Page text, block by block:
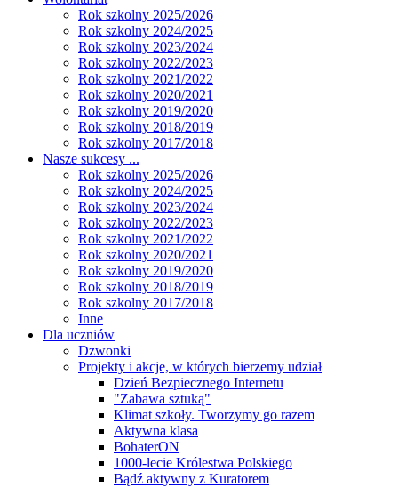
Rok szkolny 2025/2026
Rok szkolny 2024/2025
Rok szkolny 2023/2024
Rok szkolny 2022/2023
Rok szkolny 2021/2022
Rok szkolny 2020/2021
Rok szkolny 2019/2020
Rok szkolny 2018/2019
Rok szkolny 2017/2018
Nasze sukcesy ...
Rok szkolny 2025/2026
Rok szkolny 2024/2025
Rok szkolny 2023/2024
Rok szkolny 2022/2023
Rok szkolny 2021/2022
Rok szkolny 2020/2021
Rok szkolny 2019/2020
Rok szkolny 2018/2019
Rok szkolny 2017/2018
Inne
Dla uczniów
Dzwonki
Projekty i akcje, w których bierzemy udział
Dzień Bezpiecznego Internetu
"Zabawa sztuką"
Klimat szkoły. Tworzymy go razem
Aktywna klasa
BohaterON
1000-lecie Królestwa Polskiego
Bądź aktywny z Kuratorem